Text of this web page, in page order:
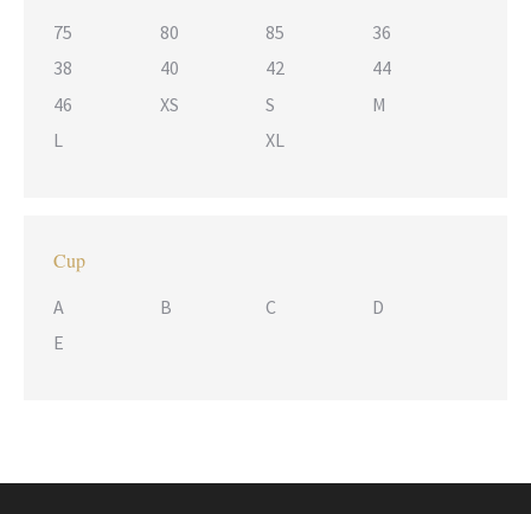
75 80 85
36
38
40 42
44
46
XS S
M
L
XL
Cup
A B C
D
E